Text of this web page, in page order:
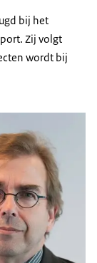
bij het
Zij volgt
wordt bij